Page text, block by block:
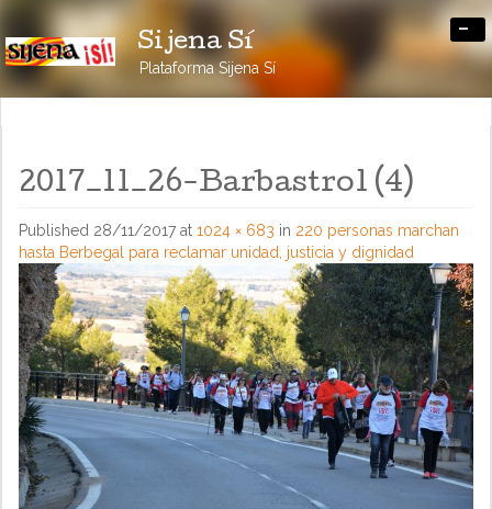
Sijena Sí
Plataforma Sijena Sí
-
2017_11_26-Barbastro1 (4)
Published 28/11/2017 at 1024 × 683 in 220 personas marchan
hasta Berbegal para reclamar unidad, justicia y dignidad